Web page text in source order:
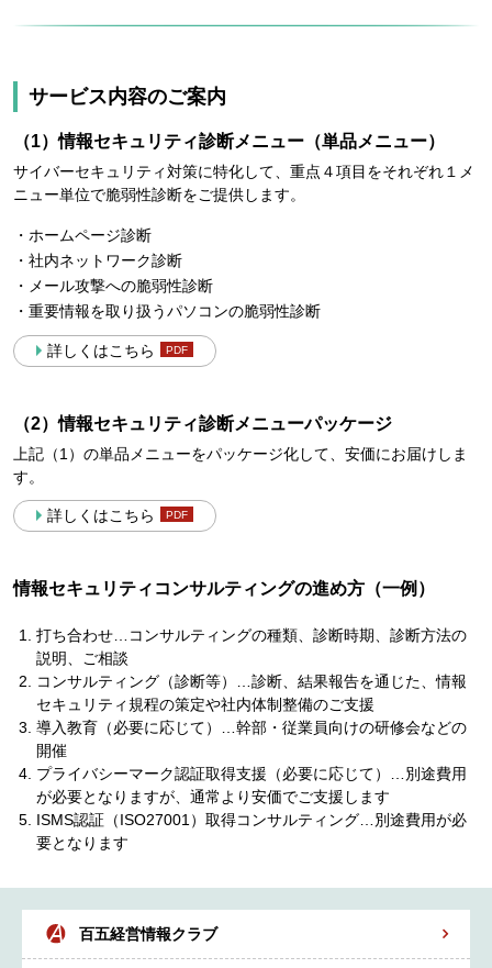
サービス内容のご案内
（1）情報セキュリティ診断メニュー（単品メニュー）
サイバーセキュリティ対策に特化して、重点４項目をそれぞれ１メ
ニュー単位で脆弱性診断をご提供します。
・ホームページ診断
・社内ネットワーク診断
・メール攻撃への脆弱性診断
・重要情報を取り扱うパソコンの脆弱性診断
詳しくはこちら
（2）情報セキュリティ診断メニューパッケージ
上記（1）の単品メニューをパッケージ化して、安価にお届けしま
す。
詳しくはこちら
情報セキュリティコンサルティングの進め方（一例）
打ち合わせ…コンサルティングの種類、診断時期、診断方法の
説明、ご相談
コンサルティング（診断等）…診断、結果報告を通じた、情報
セキュリティ規程の策定や社内体制整備のご支援
導入教育（必要に応じて）…幹部・従業員向けの研修会などの
開催
プライバシーマーク認証取得支援（必要に応じて）…別途費用
が必要となりますが、通常より安価でご支援します
ISMS認証（ISO27001）取得コンサルティング…別途費用が必
要となります
百五経営情報クラブ